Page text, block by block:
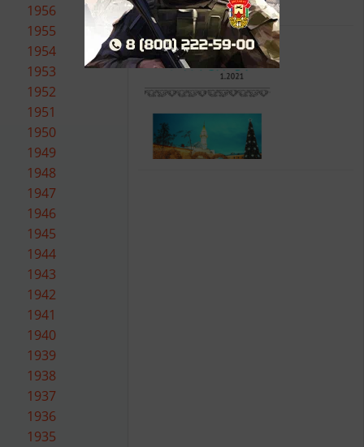
1956
1955
1954
1953
1952
1951
1950
1949
1948
1947
1946
1945
1944
1943
1942
1941
1940
1939
1938
1937
1936
1935
Номер: 1 / 2021/1